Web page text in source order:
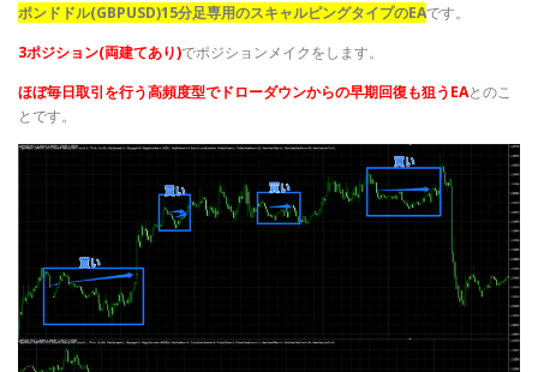
ポンドドル(GBPUSD)15分足専用のスキャルピングタイプのEAです。
3ポジション(両建てあり)でポジションメイクをします。
ほぼ毎日取引を行う高頻度型でドローダウンからの早期回復も狙うEAとのこ
とです。